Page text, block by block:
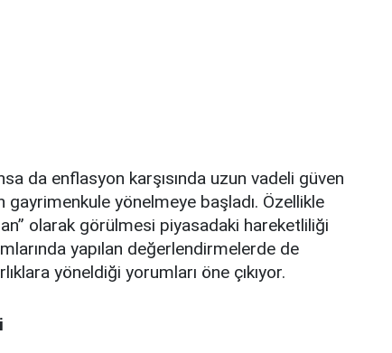
da enflasyon karşısında uzun vadeli güven
gayrimenkule yönelmeye başladı. Özellikle
olarak görülmesi piyasadaki hareketliliği
yapılan değerlendirmelerde de
yöneldiği yorumları öne çıkıyor.